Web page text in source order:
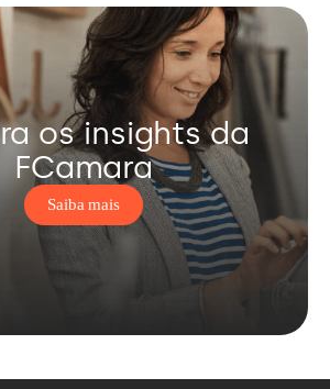
os insights da
FCamara
Saiba mais